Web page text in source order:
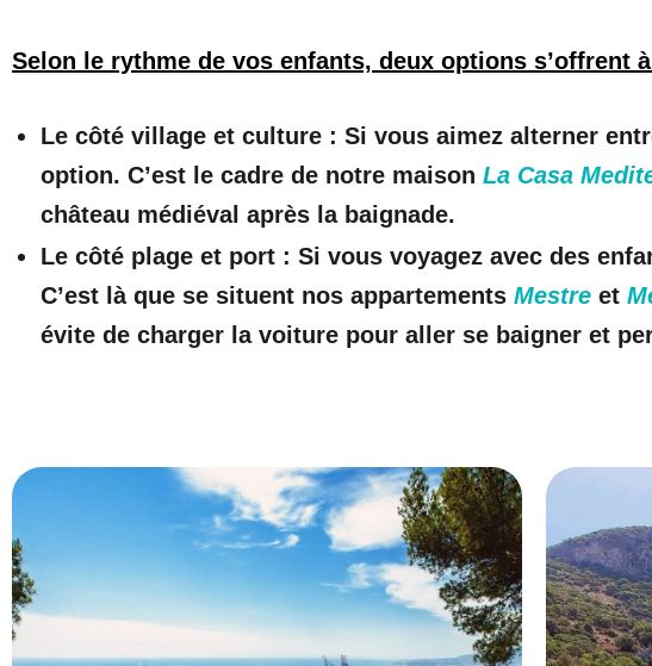
Selon le rythme de vos enfants, deux options s’offrent
Le côté village et culture : Si vous aimez alterner
option. C’est le cadre de notre maison La Casa
château médiéval après la baignade.
Le côté plage et port : Si vous voyagez avec des
C’est là que se situent nos appartements Mestre et
évite de charger la voiture pour aller se baigner et